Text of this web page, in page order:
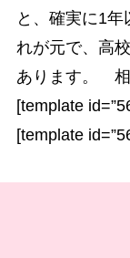
と、確実に1
れが元で、高
あります。
[template
[template